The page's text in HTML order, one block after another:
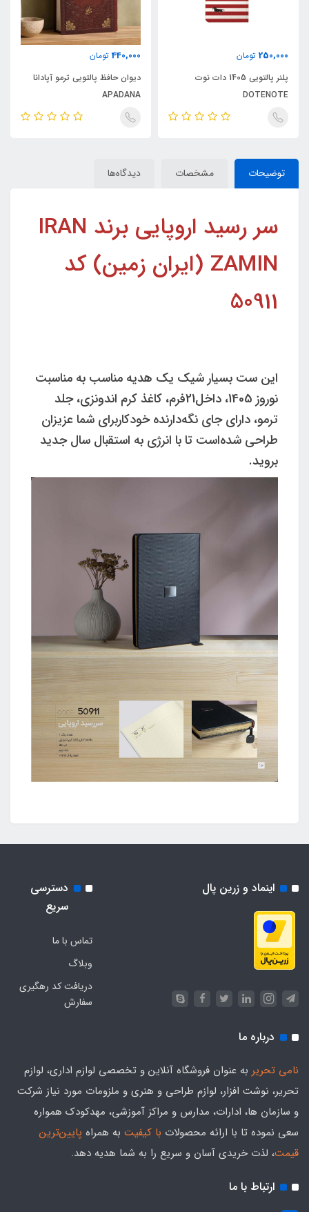
250,000 تومان
پلنر پالتویی 1405 دات نوت
DOTENOTE
440,000 تومان
دیوان حافظ پالتویی ترمو آپادانا
APADANA
توضیحات مشخصات دیدگاه‌ها
سر رسید اروپایی برند IRAN
ZAMIN (ایران زمین) کد
50911
این ست بسیار شیک یک هدیه مناسب به مناسبت
نوروز 1405، داخل21فرم، کاغذ کرم اندونزی، جلد
ترمو، دارای جای نگه‌دارنده خودکاربرای شما عزیزان
طراحی شده‌است تا با انرژی به استقبال سال جدید
بروید.
اینماد و زرین پال
دسترسی
سریع
تماس با ما
وبلاگ
دریافت کد رهگیری
سفارش
درباره ما
نامی تحریر به عنوان فروشگاه آنلاین و تخصصی لوازم اداری، لوازم
تحریر، نوشت افزار، لوازم طراحی و هنری و ملزومات مورد نیاز شرکت
و سازمان ها، ادارات، مدارس و مراکز آموزشی، مهدکودک همواره
سعی نموده تا با ارائه محصولات با کیفیت به همراه پایین‌ترین
قیمت، لذت خریدی آسان و سریع را به شما هدیه‌ دهد.
ارتباط با ما